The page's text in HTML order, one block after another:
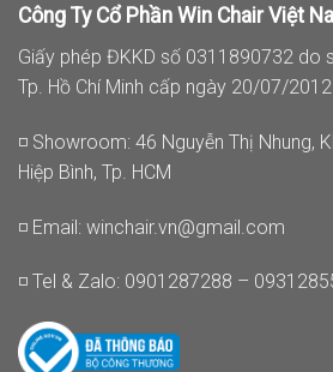
Công Ty Cổ Phần Win Chair Việt
Giấy phép ĐKKD số 0311890732 do
Tp. Hồ Chí Minh cấp ngày 20/07/2012
◽ Showroom: 46 Nguyễn Thị Nhung,
Hiệp Bình, Tp. HCM
◽ Email: winchair.vn@gmail.com
◽ Tel & Zalo: 0901287288 –